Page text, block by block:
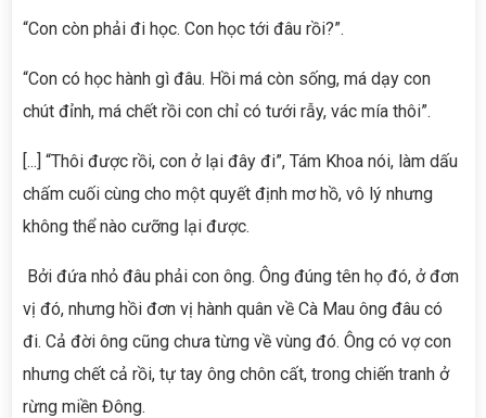
“Con còn phải đi học. Con học tới đâu rồi?”.
“Con có học hành gì đâu. Hồi má còn sống, má dạy con
chút đỉnh, má chết rồi con chỉ có tưới rẫy, vác mía thôi”.
[...] “Thôi được rồi, con ở lại đây đi”, Tám Khoa nói, làm dấu
chấm cuối cùng cho một quyết định mơ hồ, vô lý nhưng
không thể nào cưỡng lại được.
Bởi đứa nhỏ đâu phải con ông. Ông đúng tên họ đó, ở đơn
vị đó, nhưng hồi đơn vị hành quân về Cà Mau ông đâu có
đi. Cả đời ông cũng chưa từng về vùng đó. Ông có vợ con
nhưng chết cả rồi, tự tay ông chôn cất, trong chiến tranh ở
rừng miền Đông.